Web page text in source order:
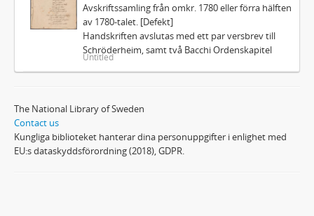
Avskriftssamling från omkr. 1780 eller förra hälften
av 1780-talet. [Defekt]
Handskriften avslutas med ett par versbrev till
Schröderheim, samt två Bacchi Ordenskapitel
Untitled
The National Library of Sweden
Contact us
Kungliga biblioteket hanterar dina personuppgifter i enlighet med
EU:s dataskyddsförordning (2018), GDPR.